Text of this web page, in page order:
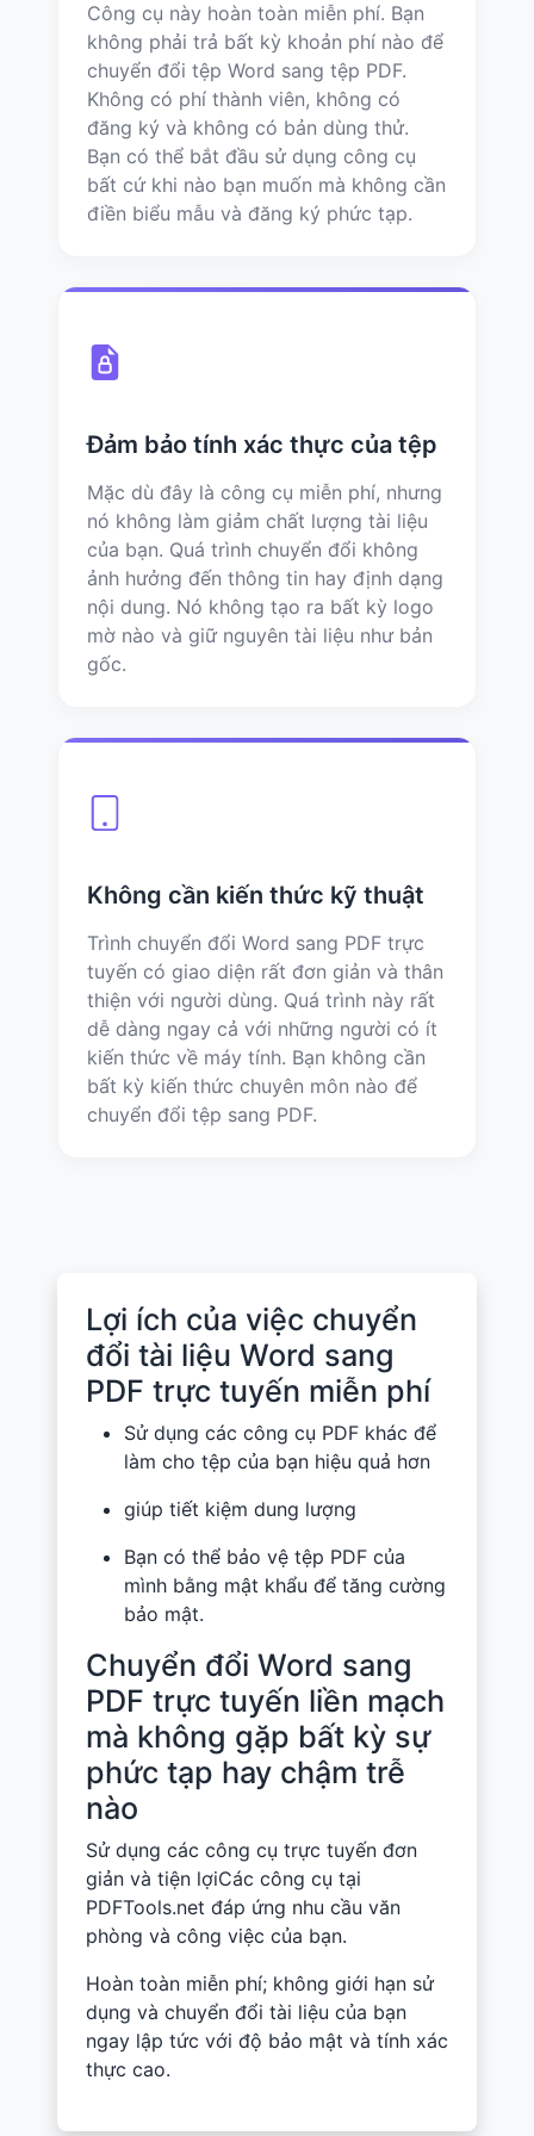
Công cụ này hoàn toàn miễn phí. Bạn
không phải trả bất kỳ khoản phí nào để
chuyển đổi tệp Word sang tệp PDF.
Không có phí thành viên, không có
đăng ký và không có bản dùng thử.
Bạn có thể bắt đầu sử dụng công cụ
bất cứ khi nào bạn muốn mà không cần
điền biểu mẫu và đăng ký phức tạp.
Đảm bảo tính xác thực của tệp
Mặc dù đây là công cụ miễn phí, nhưng
nó không làm giảm chất lượng tài liệu
của bạn. Quá trình chuyển đổi không
ảnh hưởng đến thông tin hay định dạng
nội dung. Nó không tạo ra bất kỳ logo
mờ nào và giữ nguyên tài liệu như bản
gốc.
Không cần kiến ​​thức kỹ thuật
Trình chuyển đổi Word sang PDF trực
tuyến có giao diện rất đơn giản và thân
thiện với người dùng. Quá trình này rất
dễ dàng ngay cả với những người có ít
kiến ​​thức về máy tính. Bạn không cần
bất kỳ kiến ​​thức chuyên môn nào để
chuyển đổi tệp sang PDF.
Lợi ích của việc chuyển
đổi tài liệu Word sang
PDF trực tuyến miễn phí
Sử dụng các công cụ PDF khác để
làm cho tệp của bạn hiệu quả hơn
giúp tiết kiệm dung lượng
Bạn có thể bảo vệ tệp PDF của
mình bằng mật khẩu để tăng cường
bảo mật.
Chuyển đổi Word sang
PDF trực tuyến liền mạch
mà không gặp bất kỳ sự
phức tạp hay chậm trễ
nào
Sử dụng các công cụ trực tuyến đơn
giản và tiện lợiCác công cụ tại
PDFTools.net đáp ứng nhu cầu văn
phòng và công việc của bạn.
Hoàn toàn miễn phí; không giới hạn sử
dụng và chuyển đổi tài liệu của bạn
ngay lập tức với độ bảo mật và tính xác
thực cao.